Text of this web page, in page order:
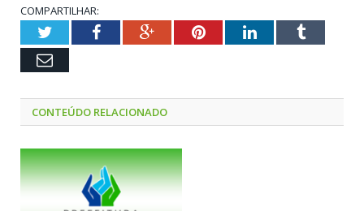
COMPARTILHAR:
TwitterFacebookGoogle+PinterestLinkedInTumblr
Email
CONTEÚDO RELACIONADO